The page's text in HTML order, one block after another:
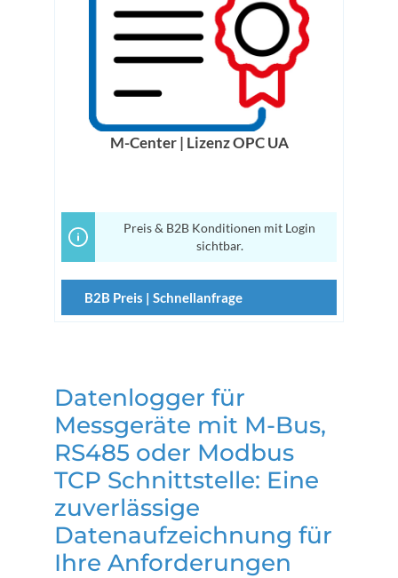
M-Center | Lizenz OPC UA
Preis & B2B Konditionen mit Login
sichtbar.
B2B Preis | Schnellanfrage
Datenlogger für
Messgeräte mit M-Bus,
RS485 oder Modbus
TCP Schnittstelle: Eine
zuverlässige
Datenaufzeichnung für
Ihre Anforderungen